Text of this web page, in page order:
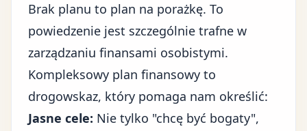
Brak planu to plan na porażkę. To
powiedzenie jest szczególnie trafne w
zarządzaniu finansami osobistymi.
Kompleksowy plan finansowy to
drogowskaz, który pomaga nam określić:
Jasne cele: Nie tylko "chcę być bogaty",